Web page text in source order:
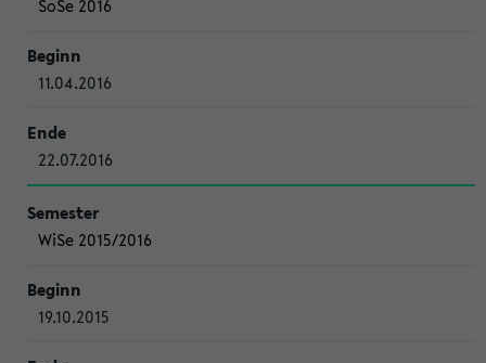
SoSe 2016
11.04.2016
22.07.2016
WiSe 2015/2016
19.10.2015